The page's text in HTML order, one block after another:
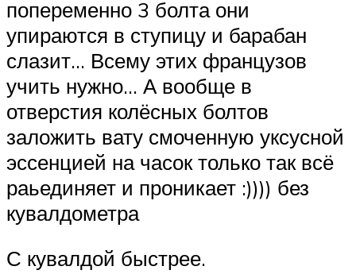
попеременно 3 болта они
упираются в ступицу и барабан
слазит… Всему этих французов
учить нужно… А вообще в
отверстия колёсных болтов
заложить вату смоченную уксусной
эссенцией на часок только так всё
раьединяет и проникает :)))) без
кувалдометра
С кувалдой быстрее.